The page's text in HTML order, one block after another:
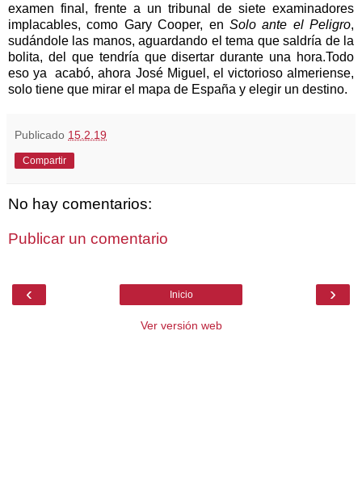
examen final, frente a un tribunal de siete examinadores
implacables, como Gary Cooper, en Solo ante el Peligro,
sudándole las manos, aguardando el tema que saldría de la
bolita, del que tendría que disertar durante una hora.Todo
eso ya acabó, ahora José Miguel, el victorioso almeriense,
solo tiene que mirar el mapa de España y elegir un destino.
Publicado 15.2.19
Compartir
No hay comentarios:
Publicar un comentario
‹ ›
Inicio
Ver versión web